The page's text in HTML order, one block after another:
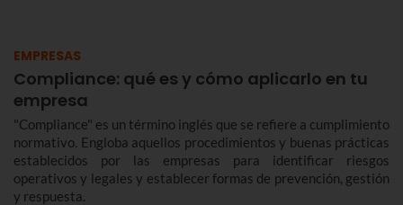
EMPRESAS
Compliance: qué es y cómo aplicarlo en tu
empresa
"Compliance" es un término inglés que se refiere a cumplimiento
normativo. Engloba aquellos procedimientos y buenas prácticas
establecidos por las empresas para identificar riesgos
operativos y legales y establecer formas de prevención, gestión
y respuesta.